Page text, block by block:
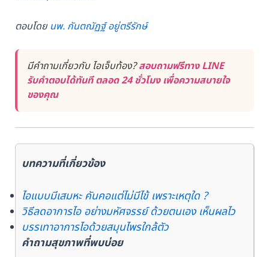
ตอบโดย นพ. กันตณัฏฐ์ อยู่ตรีรักษ์
มีคำถามเกี่ยวกับ ไอเจ็บท้อง?สอบถามฟรีทาง LINE
รับคำตอบได้ทันที ตลอด 24 ชั่วโมง เพื่อความสบายใจ
ของคุณ
บทความที่เกี่ยวข้อง
ไอแบบมีเสมหะ คันคอแต่ไม่มีไข้ เพราะเหตุใด ?
วิธีลดอาการไอ อย่างมหัศจรรย์ ด้วยตนเอง เห็นผลไว
บรรเทาอาการไอด้วยสมุนไพรใกล้ตัว
คำถามสุขภาพที่พบบ่อย